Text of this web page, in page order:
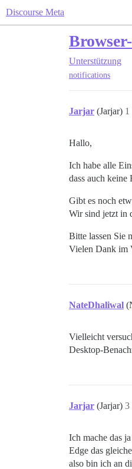
Discourse Meta
Unterstützung
notifications
Jarjar (Jarjar) 1
Hallo,
Ich habe alle
dass auch
Gibt es noch
Wir sind jetzt in
Bitte lassen Sie
Vielen Dank im
NateDhaliwal
Vielleicht
Desktop-
Jarjar (Jarjar) 3
Ich mache das
Edge das
also bin ich an